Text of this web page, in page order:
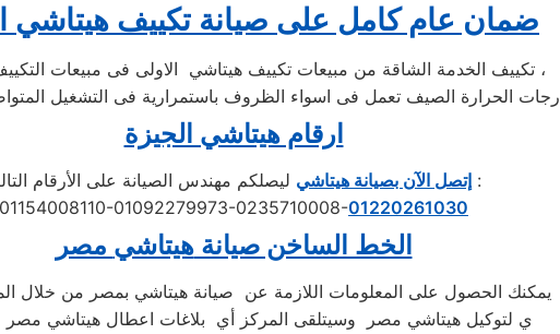
ضمان عام كامل على صيانة تكييف هيتاشي
تكييف الخدمة الشاقة من مبيعات تكييف هيتاشي الاولى فى مبيعات التكييف فى مصر ،
ارقام هيتاشي الجيزة
إتصل الآن بصيانة هيتاشي ليصلكم مهندس الصيانة على الأرقام التالية :
01154008110-01092279973-0235710008-01220261030
الخط الساخن صيانةهيتاشي مصر
يمكنك الحصول على المعلومات اللازمة عن صيانة هيتاشي بمصر من خلال
ي لتوكيل هيتاشي مصر وسيتلقى المركز أي بلاغات اعطال هيتاشي مصر